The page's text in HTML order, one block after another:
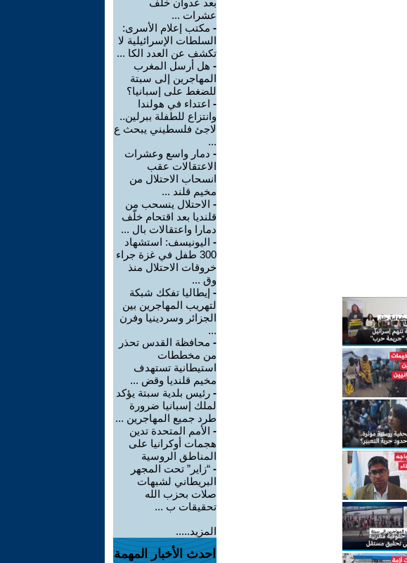
بعد عدوان خلف
عشرات ...
- مكتب إعلام الأسرى:
السلطات الإسرائيلية لا
تكشف عن العدد الكا ...
- هل أرسل المغرب
المهاجرين إلى سبتة
للضغط على إسبانيا؟
- اعتداء في هولندا
وانتزاع للطفلة ببرلين..
لاجئ فلسطيني يبحث ع
...
- دمار واسع وعشرات
الاعتقالات عقب
انسحاب الاحتلال من
مخيم قلند ...
- الاحتلال ينسحب من
قلنديا بعد اقتحام خلّف
دمارا واعتقالات بال ...
- اليونيسف: استشهاد
300 طفل في غزة جراء
خروقات الاحتلال منذ
وق ...
- إيطاليا تفكك شبكة
لتهريب المهاجرين بين
الجزائر وسردينيا وفرن
...
- محافظة القدس تحذر
من مخططات
استيطانية تستهدف
مخيم قلنديا وقض ...
- رئيس بلدية سبتة يؤكد
لملك إسبانيا ضرورة
طرد جميع المهاجرين ...
- الأمم المتحدة تدين
هجمات أوكرانيا على
المناطق الروسية
- “زاير” تحت المجهر
البريطاني لشبهات
صلات بحزب الله
تحقيقات ب ...
المزيد.....
احدث الأخبار المهمة